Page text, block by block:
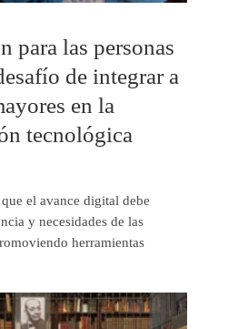
para las personas
de integrar a
en la
tecnológica
el avance digital debe
y necesidades de las
herramientas